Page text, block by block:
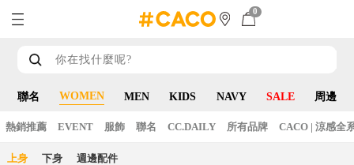
0
聯名 WOMEN MEN KIDS NAVY SALE 周邊
熱銷推薦 EVENT 服飾 聯名 CC.DAILY 所有品牌 CACO | 涼感全
上身 下身 週邊配件